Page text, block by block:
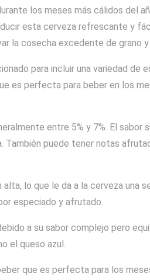
los meses más cálidos del
esta cerveza refrescante y
la cosecha excedente de grano y
para incluir una variedad de
es perfecta para beber en los
entre 5% y 7%. El sabor
También puede tener notas
lo que le da a la cerveza una
especiado y afrutado.
a su sabor complejo pero
el queso azul.
que es perfecta para los